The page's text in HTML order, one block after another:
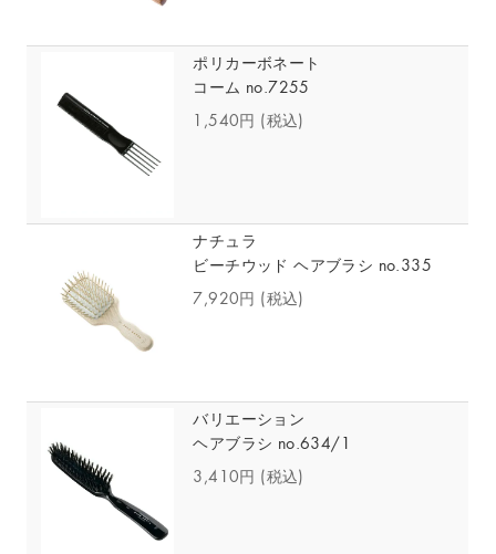
ポリカーボネート
コーム no.7255
1,540円 (税込)
ナチュラ
ビーチウッド ヘアブラシ no.335
7,920円 (税込)
バリエーション
ヘアブラシ no.634/1
3,410円 (税込)